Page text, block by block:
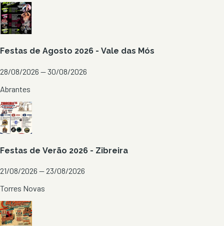
Festas de Agosto 2026 - Vale das Mós
28/08/2026 — 30/08/2026
Abrantes
Festas de Verão 2026 - Zibreira
21/08/2026 — 23/08/2026
Torres Novas